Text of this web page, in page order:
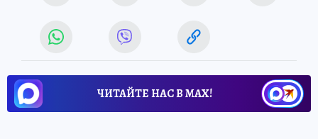
ЧИТАЙТЕ НАС В МАХ!